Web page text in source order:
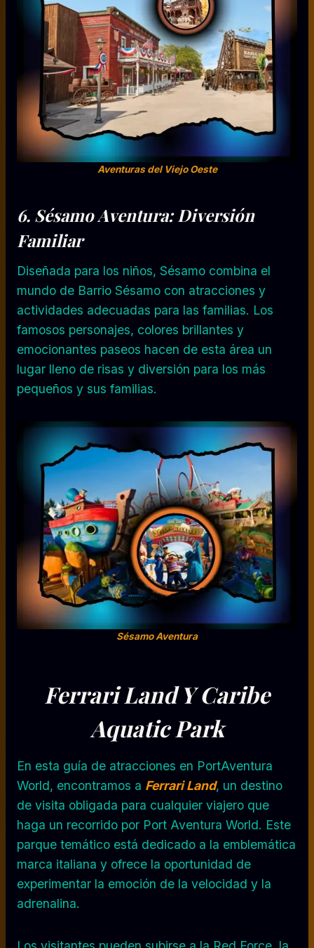
Aventuras del Viejo Oeste
6. Sésamo Aventura: Diversión
Familiar
Diseñada para los niños, Sésamo combina el
mundo de Barrio Sésamo con atracciones y
actividades adecuadas para las familias. Los
famosos personajes, colores brillantes y
emocionantes paseos hacen de esta área un
lugar lleno de risas y diversión para los más
pequeños y sus familias.
Sésamo Aventura
Ferrari Land Y Caribe
Aquatic Park
En esta guía de atracciones en PortAventura
World, encontramos a Ferrari Land, un destino
de visita obligada para cualquier viajero que
haga un recorrido por Port Aventura World. Este
parque temático está dedicado a la emblemática
marca italiana y ofrece la oportunidad de
experimentar la emoción de la velocidad y la
adrenalina.